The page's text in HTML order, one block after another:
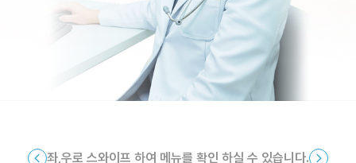
좌,우로 스와이프 하여 메뉴를 확인 하실 수 있습니다.